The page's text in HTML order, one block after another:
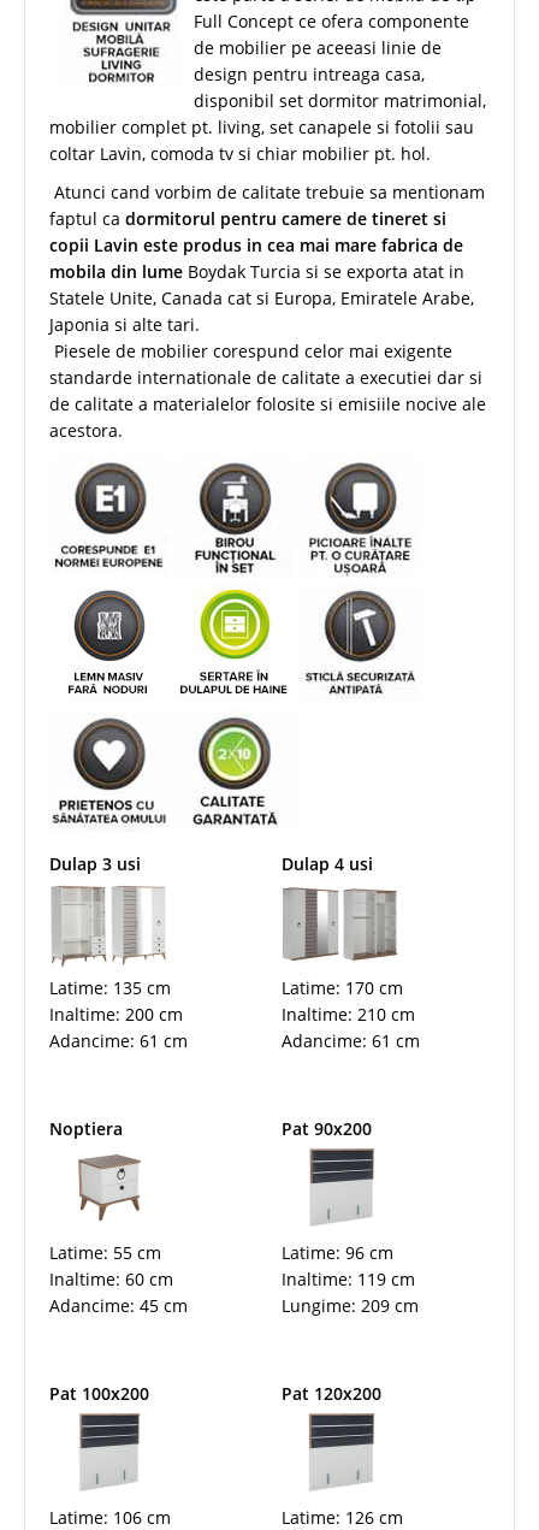
Full Concept ce ofera componente
de mobilier pe aceeasi linie de
design pentru intreaga casa,
disponibil set dormitor matrimonial,
mobilier complet pt. living, set canapele si fotolii sau
coltar Lavin, comoda tv si chiar mobilier pt. hol.
Atunci cand vorbim de calitate trebuie sa mentionam
faptul ca dormitorul pentru camere de tineret si
copii Lavin este produs in cea mai mare fabrica de
mobila din lume Boydak Turcia si se exporta atat in
Statele Unite, Canada cat si Europa, Emiratele Arabe,
Japonia si alte tari.
Piesele de mobilier corespund celor mai exigente
standarde internationale de calitate a executiei dar si
de calitate a materialelor folosite si emisiile nocive ale
acestora.
Dulap 3 usi
Latime: 135 cm
Inaltime: 200 cm
Adancime: 61 cm
Dulap 4 usi
Latime: 170 cm
Inaltime: 210 cm
Adancime: 61 cm
Noptiera
Latime: 55 cm
Inaltime: 60 cm
Adancime: 45 cm
Pat 90x200
Latime: 96 cm
Inaltime: 119 cm
Lungime: 209 cm
Pat 100x200
Latime: 106 cm
Pat 120x200
Latime: 126 cm